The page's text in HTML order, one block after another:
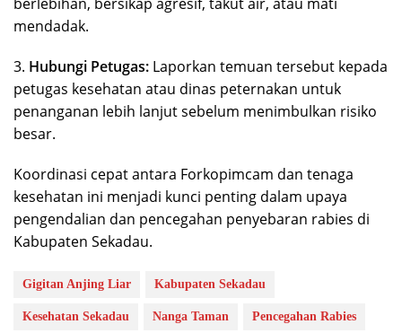
mendadak.
3. Hubungi Petugas: Laporkan temuan tersebut kepada
petugas kesehatan atau dinas peternakan untuk
penanganan lebih lanjut sebelum menimbulkan risiko
besar.
Koordinasi cepat antara Forkopimcam dan tenaga
kesehatan ini menjadi kunci penting dalam upaya
pengendalian dan pencegahan penyebaran rabies di
Kabupaten Sekadau.
Gigitan Anjing Liar Kabupaten Sekadau
Kesehatan Sekadau Nanga Taman Pencegahan Rabies